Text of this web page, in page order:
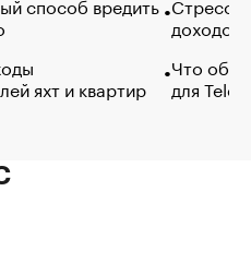
яхт и квартир
доходов
Что
для